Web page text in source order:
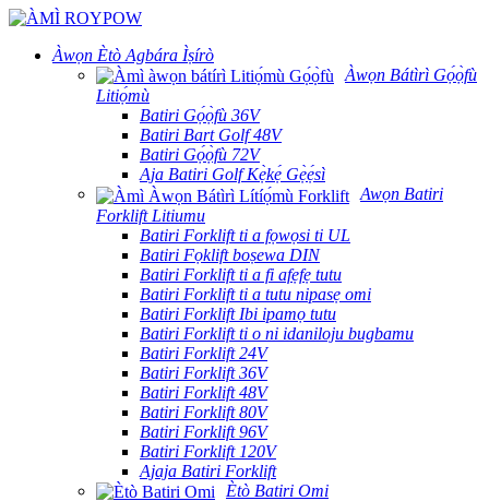
Àwọn Ètò Agbára Ìṣírò
Àwọn Bátìrì Gọ́ọ̀fù
Litiọ́mù
Batiri Gọ́ọ̀fù 36V
Batiri Bart Golf 48V
Batiri Gọ́ọ̀fù 72V
Aja Batiri Golf Kẹ̀kẹ́ Gẹ̀ẹ́sì
Awọn Batiri
Forklift Litiumu
Batiri Forklift ti a fọwọsi ti UL
Batiri Fọklift boṣewa DIN
Batiri Forklift ti a fi afẹfẹ tutu
Batiri Forklift ti a tutu nipasẹ omi
Batiri Forklift Ibi ipamọ tutu
Batiri Forklift ti o ni idaniloju bugbamu
Batiri Forklift 24V
Batiri Forklift 36V
Batiri Forklift 48V
Batiri Forklift 80V
Batiri Forklift 96V
Batiri Forklift 120V
Ajaja Batiri Forklift
Ètò Batiri Omi